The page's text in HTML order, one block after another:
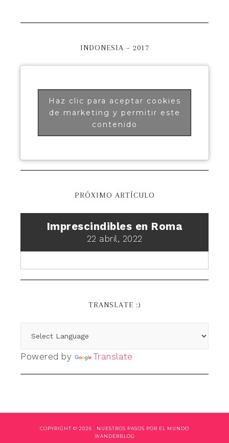
INDONESIA – 2017
Haz clic para aceptar cookies
de marketing y permitir este
contenido
PRÓXIMO ARTÍCULO
Imprescindibles en Roma
22 abril, 2022
TRANSLATE :)
Powered by Translate
COPYRIGHT © 2026 · NUESTROS PASOS POR EL MUNDO
WANDERBLOG